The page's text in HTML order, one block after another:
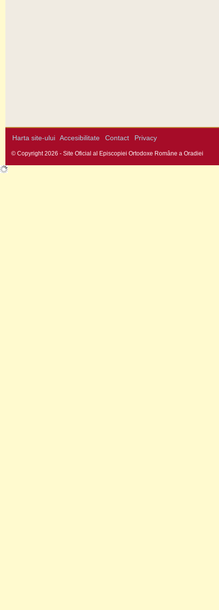
Harta site-ului Accesibilitate Contact Privacy
© Copyright 2026 - Site Oficial al Episcopiei Ortodoxe Române a Oradiei